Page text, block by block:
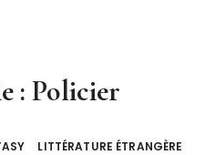
: Policier
LITTÉRATURE ÉTRANGÈRE